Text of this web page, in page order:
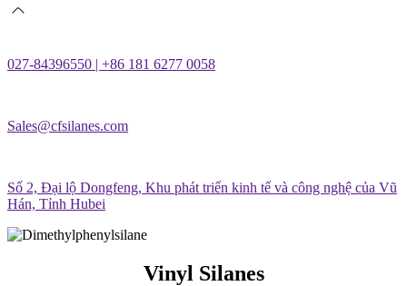
027-84396550 | +86 181 6277 0058
Sales@cfsilanes.com
Số 2, Đại lộ Dongfeng, Khu phát triển kinh tế và công nghệ của Vũ
Hán, Tỉnh Hubei
Vinyl Silanes